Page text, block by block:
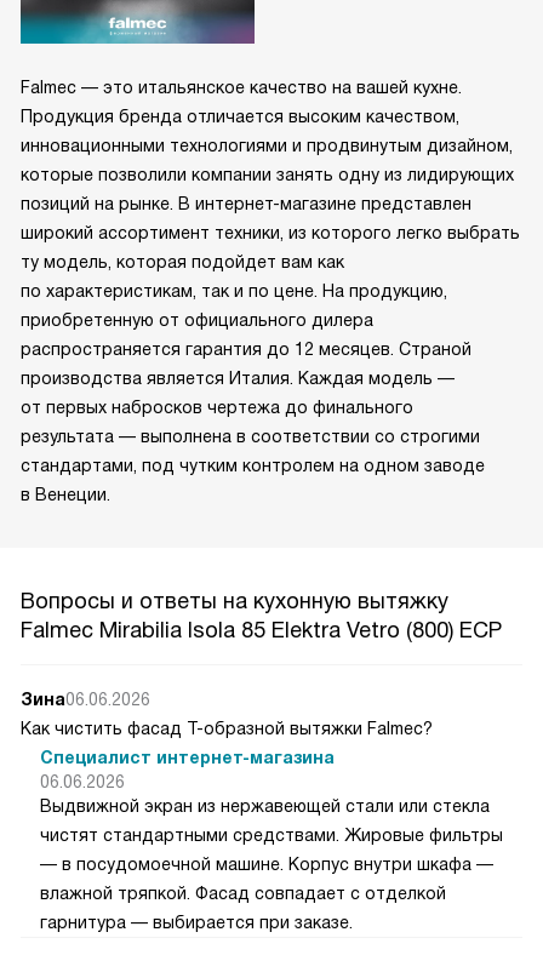
Falmec — это итальянское качество на вашей кухне.
Продукция бренда отличается высоким качеством,
инновационными технологиями и продвинутым дизайном,
которые позволили компании занять одну из лидирующих
позиций на рынке. В интернет-магазине представлен
широкий ассортимент техники, из которого легко выбрать
ту модель, которая подойдет вам как
по характеристикам, так и по цене. На продукцию,
приобретенную от официального дилера
распространяется гарантия до 12 месяцев. Страной
производства является Италия. Каждая модель —
от первых набросков чертежа до финального
результата — выполнена в соответствии со строгими
стандартами, под чутким контролем на одном заводе
в Венеции.
Вопросы и ответы на кухонную вытяжку
Falmec Mirabilia Isola 85 Elektra Vetro (800) ECP
Зина06.06.2026
Как чистить фасад Т-образной вытяжки Falmec?
Специалист интернет-магазина
06.06.2026
Выдвижной экран из нержавеющей стали или стекла
чистят стандартными средствами. Жировые фильтры
— в посудомоечной машине. Корпус внутри шкафа —
влажной тряпкой. Фасад совпадает с отделкой
гарнитура — выбирается при заказе.